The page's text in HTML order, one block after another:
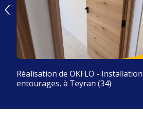
Réalisation de OKFLO - Installation
entourages, à Teyran (34)